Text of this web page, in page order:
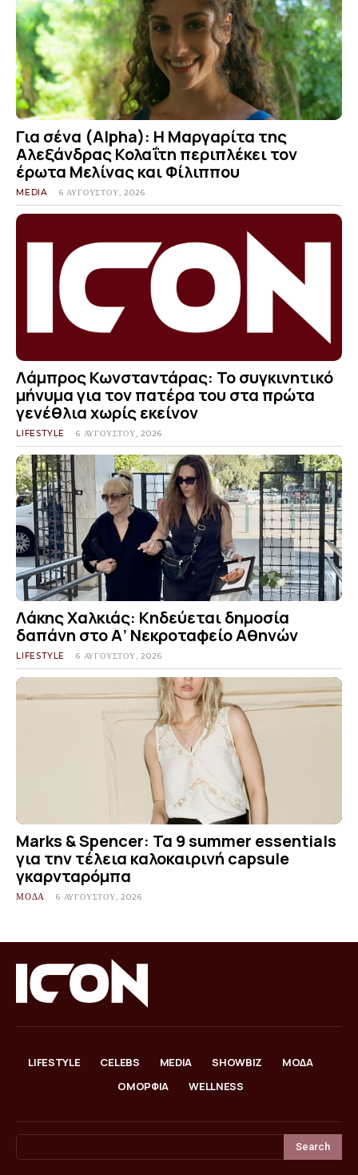
Για σένα (Alpha): Η Μαργαρίτα της
Αλεξάνδρας Κολαΐτη περιπλέκει τον
έρωτα Μελίνας και Φίλιππου
MEDIA 6 ΑΥΓΟΎΣΤΟΥ, 2026
Λάμπρος Κωνσταντάρας: Το συγκινητικό
μήνυμα για τον πατέρα του στα πρώτα
γενέθλια χωρίς εκείνον
LIFESTYLE 6 ΑΥΓΟΎΣΤΟΥ, 2026
Λάκης Χαλκιάς: Κηδεύεται δημοσία
δαπάνη στο Α’ Νεκροταφείο Αθηνών
LIFESTYLE 6 ΑΥΓΟΎΣΤΟΥ, 2026
Marks & Spencer: Τα 9 summer essentials
για την τέλεια καλοκαιρινή capsule
γκαρνταρόμπα
ΜΟΔΑ 6 ΑΥΓΟΎΣΤΟΥ, 2026
LIFESTYLE CELEBS MEDIA SHOWBIZ
ΜΟΔΑ
ΟΜΟΡΦΙΑ
WELLNESS
Search